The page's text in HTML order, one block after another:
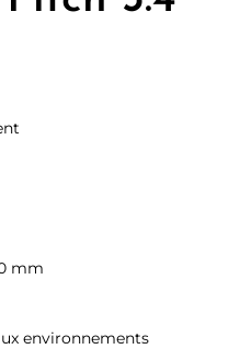
mm
environnements